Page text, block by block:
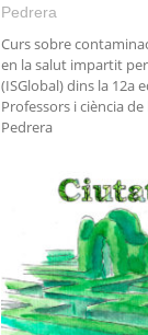
Pedrera
Curs sobre
en la salut impartit
(ISGlobal) dins la 12a
Professors i ciència
Pedrera